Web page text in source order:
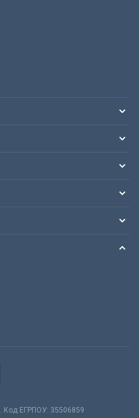
ЕГРПОУ: 35506859